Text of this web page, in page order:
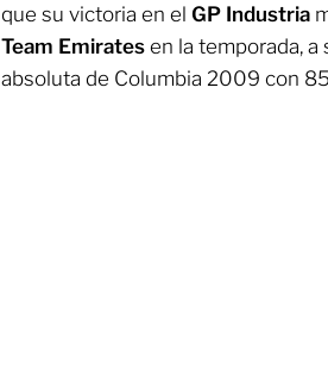
que su victoria en el GP Industria
Team Emirates en la temporada,
absoluta de Columbia 2009 con